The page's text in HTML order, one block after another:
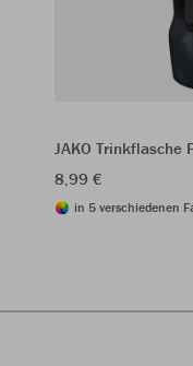
JAKO Trinkflasche
8,99 €
in 5 verschiedenen